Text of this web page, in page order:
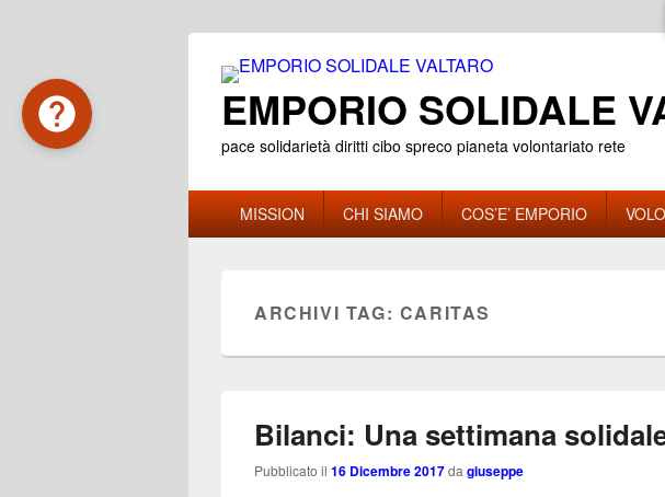
EMPORIO SOLIDALE
pace solidarietà diritti cibo spreco pianeta volontariato rete
Menu
principaleMISSION CHI SIAMO COS’E’ EMPORIO
ARCHIVI TAG: CARITAS
Bilanci: Una settimana
Pubblicato il 16 Dicembre 2017da giuseppe